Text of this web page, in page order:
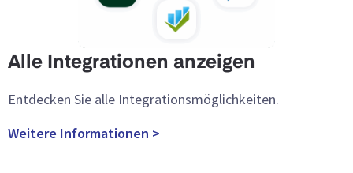
Alle Integrationen anzeigen
Entdecken Sie alle Integrationsmöglichkeiten.
Weitere Informationen >